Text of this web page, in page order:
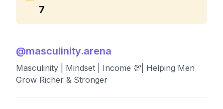
7
@masculinity.arena
Masculinity | Mindset | Income 💯| Helping Men
Grow Richer & Stronger